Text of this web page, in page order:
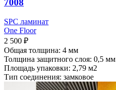
7008
SPC ламинат
One Floor
2 500 ₽
Общая толщина: 4 мм
Толщина защитного слоя: 0,5 мм
Площадь упаковки: 2,79 м2
Тип соединения: замковое